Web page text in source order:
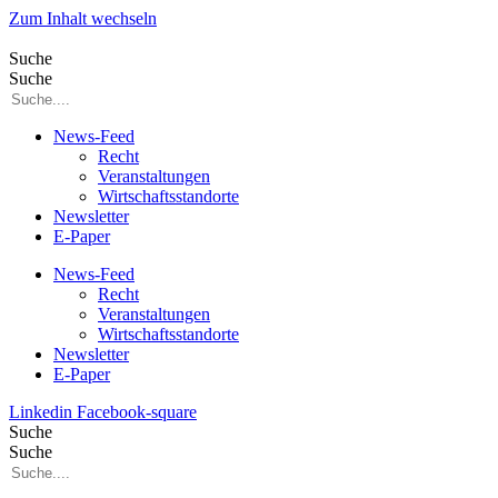
Zum Inhalt wechseln
Suche
Suche
News-Feed
Recht
Veranstaltungen
Wirtschaftsstandorte
Newsletter
E-Paper
News-Feed
Recht
Veranstaltungen
Wirtschaftsstandorte
Newsletter
E-Paper
Linkedin Facebook-square
Suche
Suche